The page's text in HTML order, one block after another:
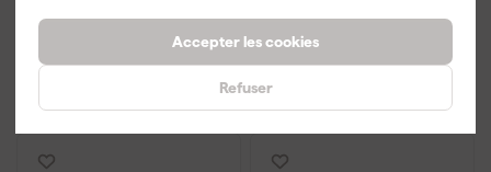
Accepter les cookies
Refuser
Comparer